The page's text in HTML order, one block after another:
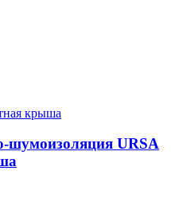
шумоизоляция URSA